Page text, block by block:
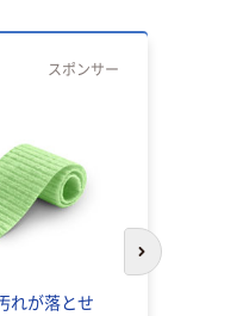
スポンサー
れが落とせ
次のスライド